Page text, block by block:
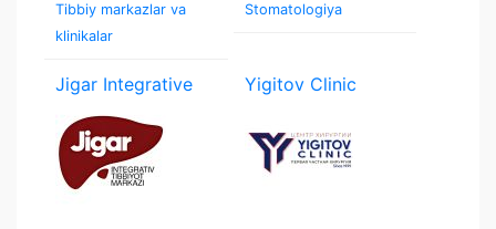
Tibbiy markazlar va
klinikalar
Stomatologiya
Jigar Integrative Yigitov Clinic